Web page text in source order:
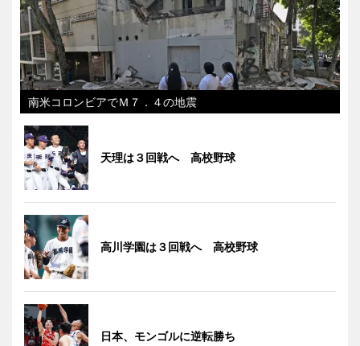
南米コロンビアでＭ７．４の地震
天理は３回戦へ 高校野球
高川学園は３回戦へ 高校野球
日本、モンゴルに逆転勝ち